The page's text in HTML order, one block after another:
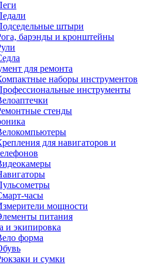
штыри
барэнды и кронштейны
для ремонта
наборы инструментов
инструменты
стенды
для навигаторов и
часы
мощности
питания
и экипировка
форма
и сумки